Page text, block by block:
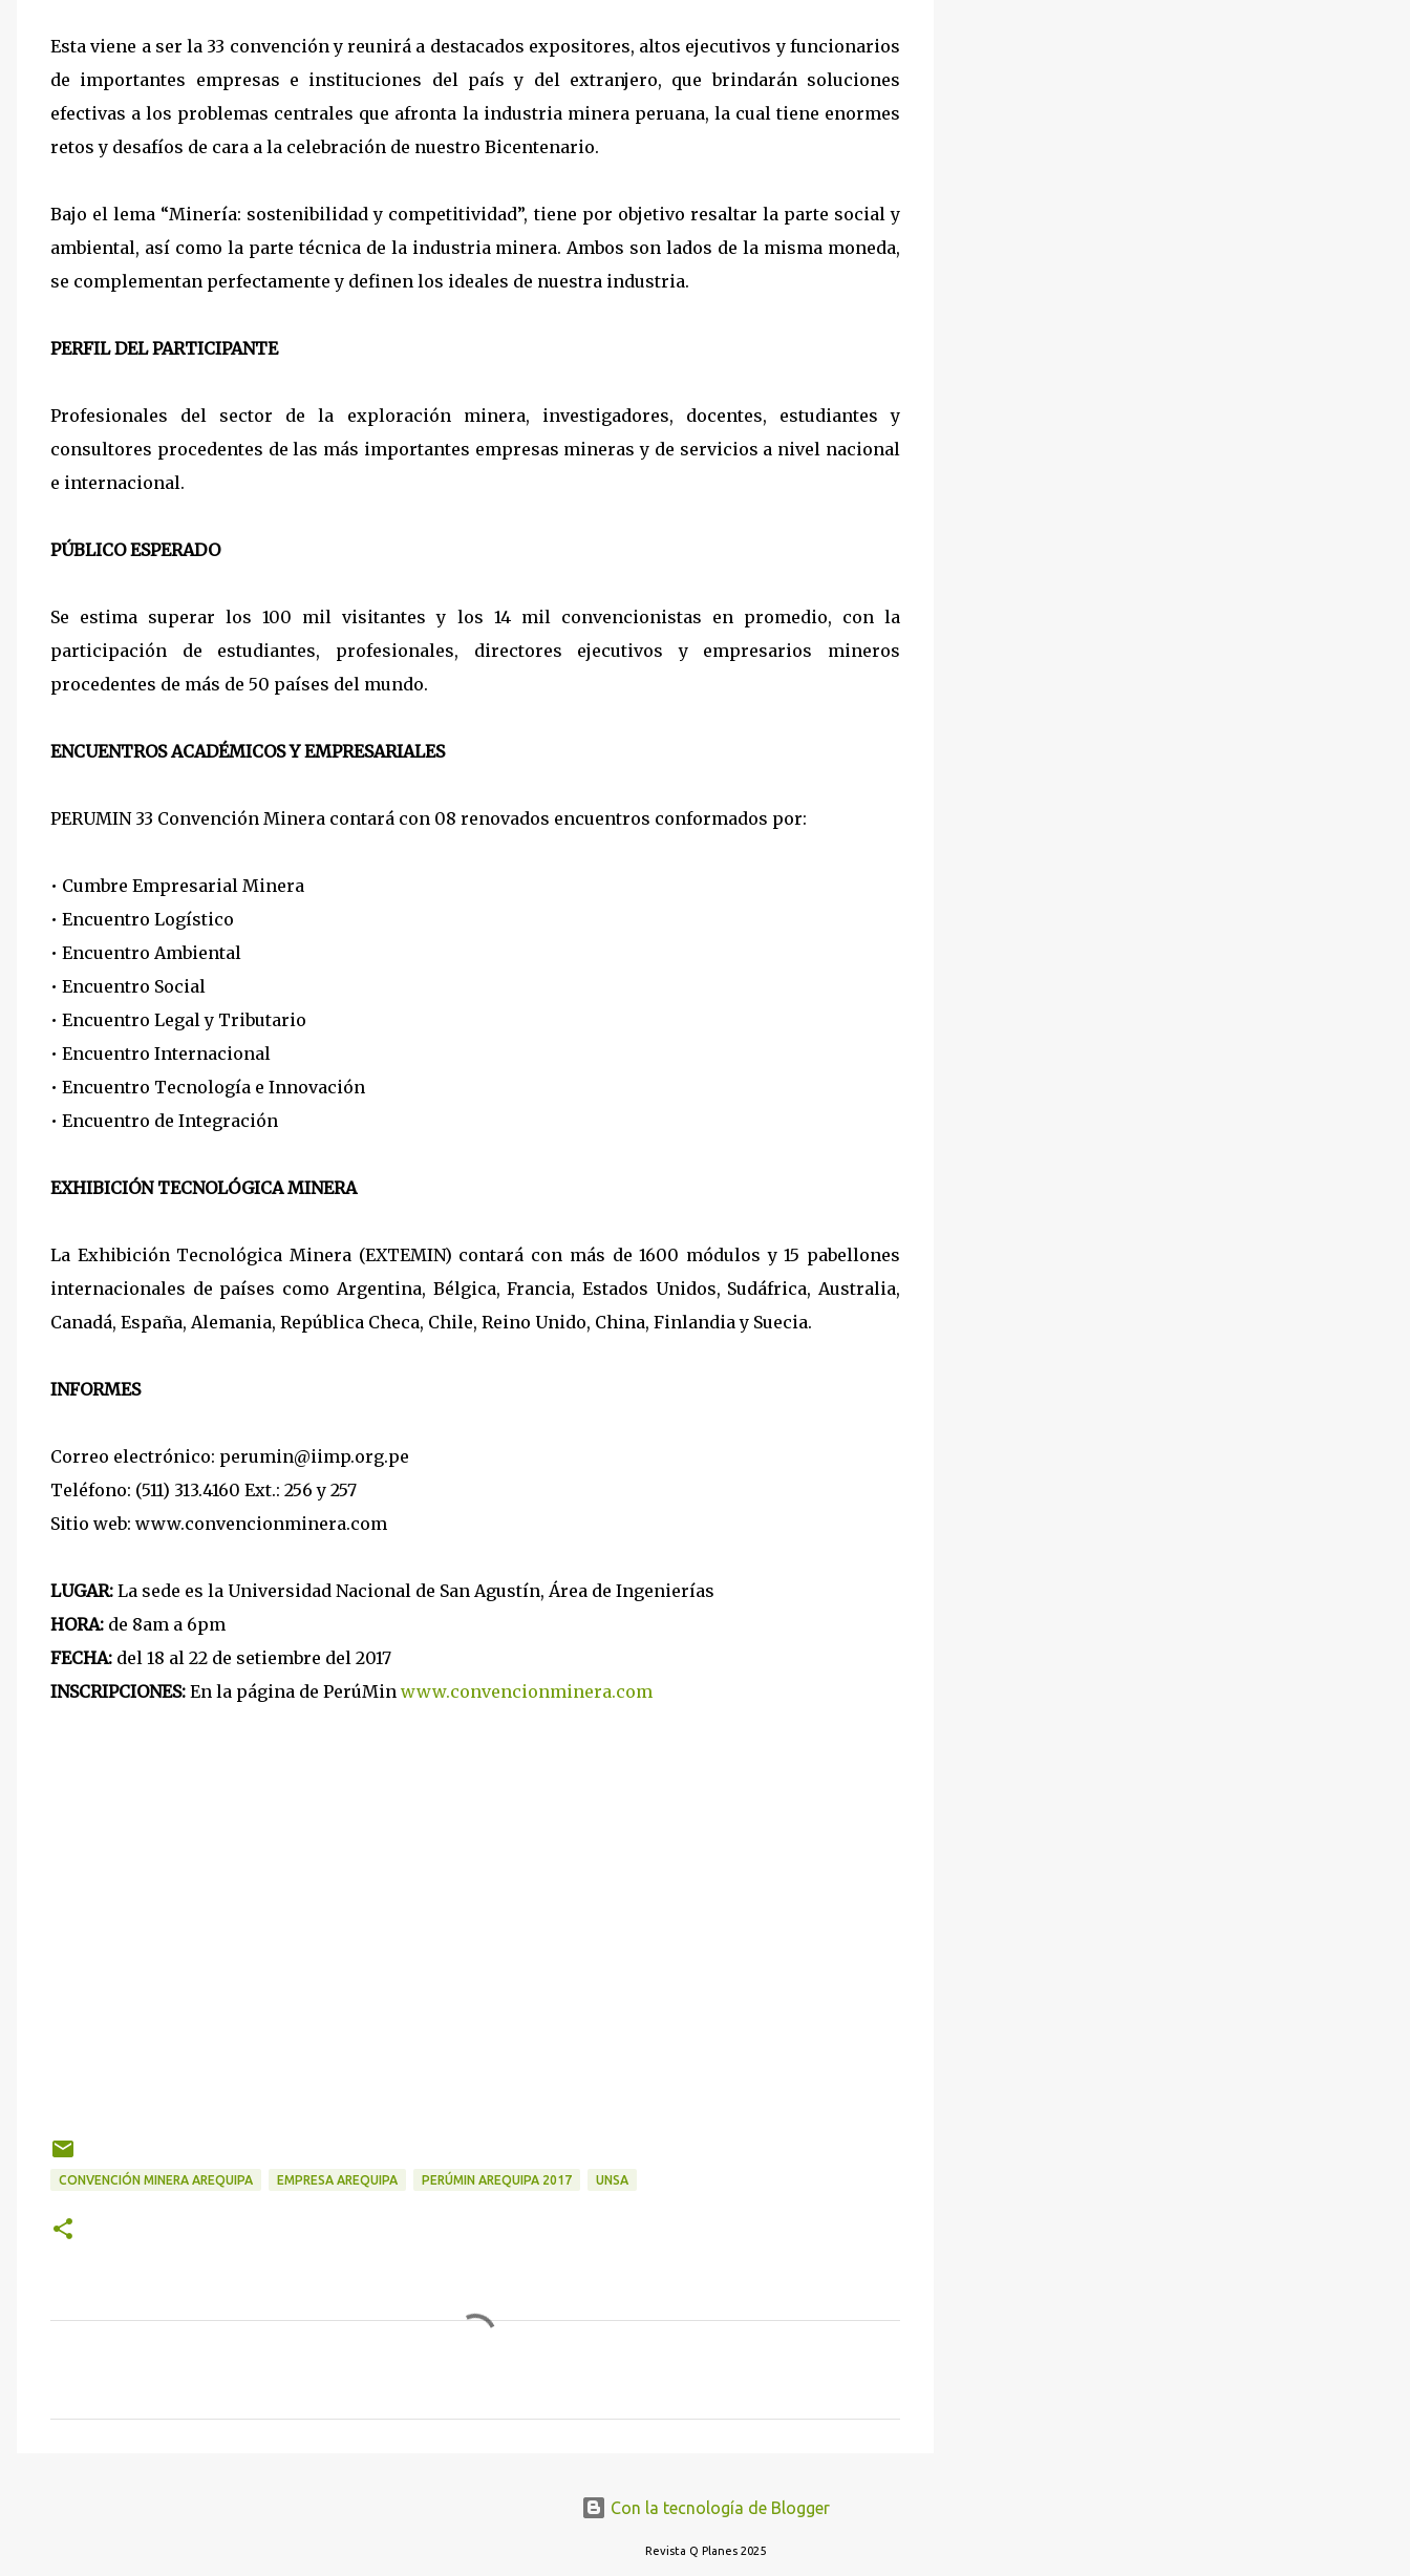
Esta viene a ser la 33 convención y reunirá a destacados expositores, altos ejecutivos y funcionarios
de importantes empresas e instituciones del país y del extranjero, que brindarán soluciones
efectivas a los problemas centrales que afronta la industria minera peruana, la cual tiene enormes
retos y desafíos de cara a la celebración de nuestro Bicentenario.
Bajo el lema “Minería: sostenibilidad y competitividad”, tiene por objetivo resaltar la parte social y
ambiental, así como la parte técnica de la industria minera. Ambos son lados de la misma moneda,
se complementan perfectamente y definen los ideales de nuestra industria.
PERFIL DEL PARTICIPANTE
Profesionales del sector de la exploración minera, investigadores, docentes, estudiantes y
consultores procedentes de las más importantes empresas mineras y de servicios a nivel nacional
e internacional.
PÚBLICO ESPERADO
Se estima superar los 100 mil visitantes y los 14 mil convencionistas en promedio, con la
participación de estudiantes, profesionales, directores ejecutivos y empresarios mineros
procedentes de más de 50 países del mundo.
ENCUENTROS ACADÉMICOS Y EMPRESARIALES
PERUMIN 33 Convención Minera contará con 08 renovados encuentros conformados por:
• Cumbre Empresarial Minera
• Encuentro Logístico
• Encuentro Ambiental
• Encuentro Social
• Encuentro Legal y Tributario
• Encuentro Internacional
• Encuentro Tecnología e Innovación
• Encuentro de Integración
EXHIBICIÓN TECNOLÓGICA MINERA
La Exhibición Tecnológica Minera (EXTEMIN) contará con más de 1600 módulos y 15 pabellones
internacionales de países como Argentina, Bélgica, Francia, Estados Unidos, Sudáfrica, Australia,
Canadá, España, Alemania, República Checa, Chile, Reino Unido, China, Finlandia y Suecia.
INFORMES
Correo electrónico: perumin@iimp.org.pe
Teléfono: (511) 313.4160 Ext.: 256 y 257
Sitio web: www.convencionminera.com
LUGAR: La sede es la Universidad Nacional de San Agustín, Área de Ingenierías
HORA: de 8am a 6pm
FECHA: del 18 al 22 de setiembre del 2017
INSCRIPCIONES: En la página de PerúMin www.convencionminera.com
CONVENCIÓN MINERA AREQUIPA EMPRESA AREQUIPA PERÚMIN AREQUIPA 2017 UNSA
Con la tecnología de Blogger
Revista Q Planes 2025